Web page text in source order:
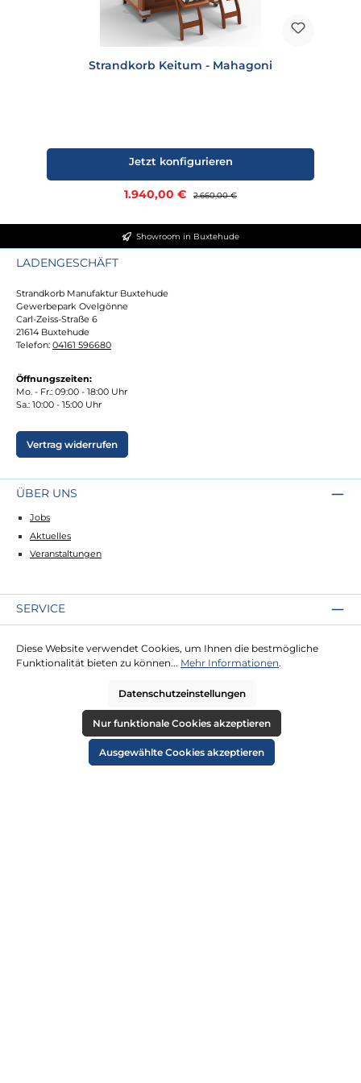
Strandkorb Keitum - Mahagoni
Verkaufspreis:
1.940,00 € Regulärer Preis:
2.660,00 €
Jetzt konfigurieren
Showroom in Buxtehude
LADENGESCHÄFT
Strandkorb Manufaktur Buxtehude
Gewerbepark Ovelgönne
Carl-Zeiss-Straße 6
21614 Buxtehude
Telefon: 04161 596680
Öffnungszeiten:
Mo. - Fr.: 09:00 - 18:00 Uhr
Sa.: 10:00 - 15:00 Uhr
Vertrag widerrufen
ÜBER UNS
Jobs
Aktuelles
Veranstaltungen
SERVICE
Lieferung
Zahlung
RECHTLICHES
Diese Website verwendet Cookies, um Ihnen die bestmögliche
Funktionalität bieten zu können... Mehr Informationen.
Datenschutzeinstellungen
Nur funktionale Cookies akzeptieren
Ausgewählte Cookies akzeptieren